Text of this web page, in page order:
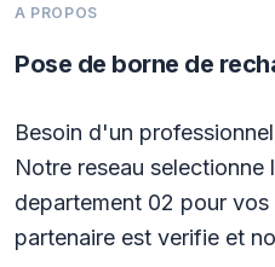
A PROPOS
Pose de borne de
Besoin d'un
Notre reseau selectionne
departement 02 pour vos
partenaire est verifie et